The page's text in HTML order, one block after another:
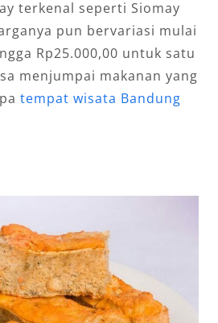
terkenal seperti Siomay
pun bervariasi mulai
Rp25.000,00 untuk satu
menjumpai makanan yang
tempat wisata Bandung